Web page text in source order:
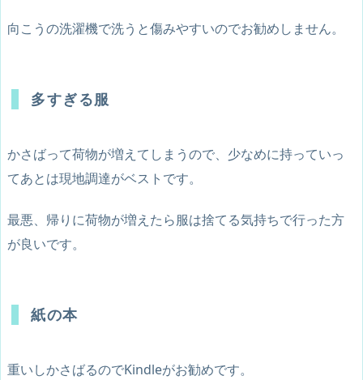
向こうの洗濯機で洗うと傷みやすいのでお勧めしません。
多すぎる服
かさばって荷物が増えてしまうので、少なめに持っていっ
てあとは現地調達がベストです。
最悪、帰りに荷物が増えたら服は捨てる気持ちで行った方
が良いです。
紙の本
重いしかさばるのでKindleがお勧めです。